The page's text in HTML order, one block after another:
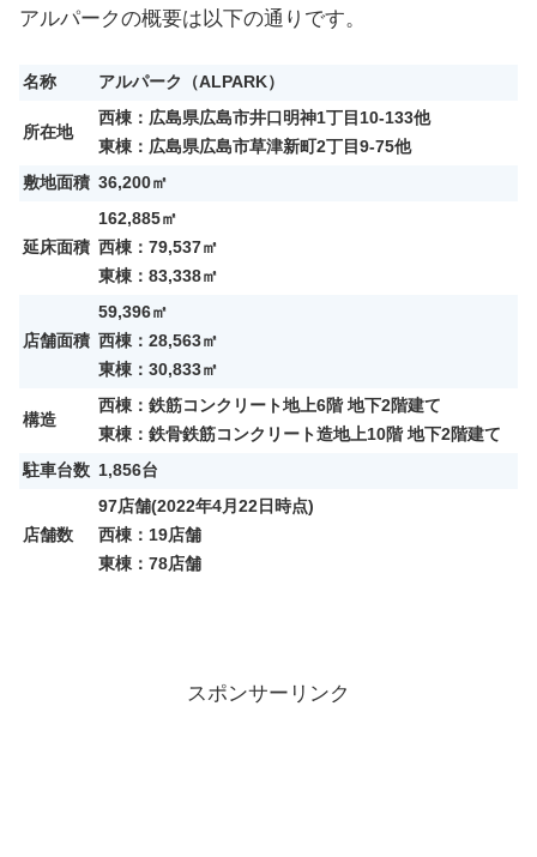
アルパークの概要は以下の通りです。
名称 アルパーク（ALPARK）
所在地
西棟：広島県広島市井口明神1丁目10-133他
東棟：広島県広島市草津新町2丁目9-75他
敷地面積 36,200㎡
延床面積
162,885㎡
西棟：79,537㎡
東棟：83,338㎡
店舗面積
59,396㎡
西棟：28,563㎡
東棟：30,833㎡
構造
西棟：鉄筋コンクリート地上6階 地下2階建て
東棟：鉄骨鉄筋コンクリート造地上10階 地下2階建て
駐車台数 1,856台
店舗数
97店舗(2022年4月22日時点)
西棟：19店舗
東棟：78店舗
スポンサーリンク